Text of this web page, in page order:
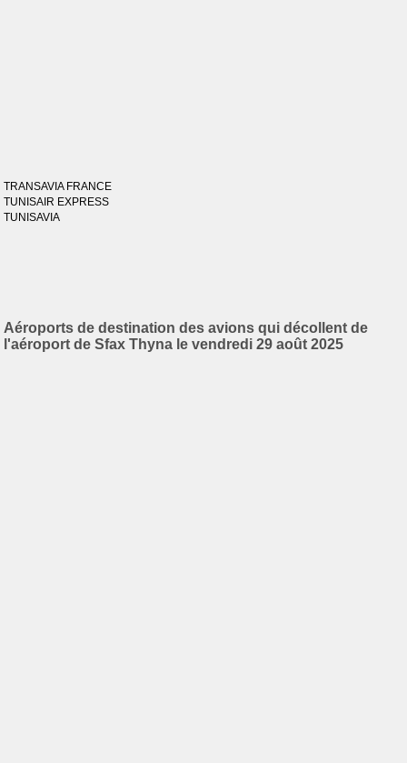
TRANSAVIA FRANCE
TUNISAIR EXPRESS
TUNISAVIA
Aéroports de destination des avions qui décollent de
l'aéroport de Sfax Thyna le vendredi 29 août 2025